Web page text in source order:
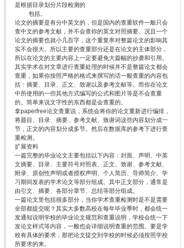
是根据目录划分片段检测的
包括。
论文的摘要是有分中英文的，但是国内的查重软件一般只会
查中文的参考文献，并不会查你的英文对照摘要。况且一个
论文的摘要也就小几百字，这个重复率对整篇论文的影响其
实不会很大。所以主要的查重部分还是在论文的主体部分，
所以在论文的主要内容上一定要避免大篇幅的抄袭和引用。
其实学术在对文章进行查重处理的时候并不是整篇论文都会
查重，如果你按照严格的格式来撰写的话一般查重的内容包
括：摘要、目录、正文、致谢以及参考文献等。而你在论文
中所使用的一些其他方式编写的公式和图片等是不会查重
的。简单来说文字性的东西都是会查重的。
拿paperfree论文查重说，系统会将你的论文重新进行编排，
将题目、目录、摘要、参考文献、致谢词这些内容划分成一
节，正文的内容划分成多节。然后在数据库的参考下进行查
重检测。
扩展资料
一篇完整的毕业论文主要包括以下内容：封面、声明、中英
文摘要、目录、主要符号对照表、正文、致谢、参考文献、
附录、原创性声明或者授权声明、个人简历、导师简介、学
习期间发表的学术论文等部分组成。其中正文部分，通常是
由引文、摘要、各部分章节、总结等部分组成。
一篇论文里包括很多部分，当你学术查重检测时是不是需要
全部都提交呢？其实大多数高校在每年毕业季时，都会统一
发通知说明学校的毕业论文规范和查重说明，学校会统一下
发论文样式等内容，一般也会详细说明查重的范围。要是学
校有具体的要求，那把论文提交到学校的时候必须按照学校
所要求的来。